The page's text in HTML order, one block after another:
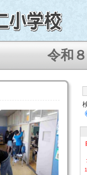
令和８